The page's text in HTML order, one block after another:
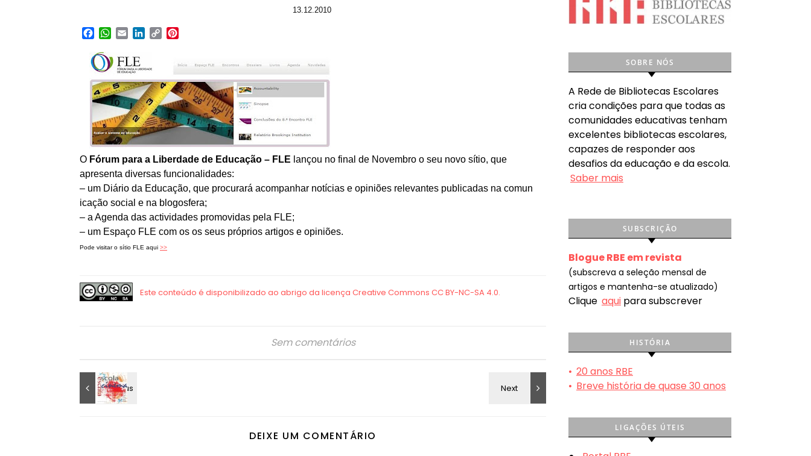
13.12.2010
Facebook
WhatsApp
EmailLinkedIn
Copy
O Fórum para a Liberdade de Educação – FLE lançou no final de Novembro o seu novo sítio, que
apresenta diversas funcionalidades:
– um Diário da Educação, que procurará acompanhar notícias e opiniões relevantes publicadas na comun
icação social e na blogosfera;
– a Agenda das actividades promovidas pela FLE;
– um Espaço FLE com os os seus próprios artigos e opiniões.
Pode visitar o sítio FLE aqui >>
Sem comentários
DEIXE UM COMENTÁRIO
SOBRE NÓS
A Rede de Bibliotecas Escolares
cria condições para que todas as
comunidades educativas tenham
excelentes bibliotecas escolares,
capazes de responder aos
desafios da educação e da escola.
Saber mais
SUBSCRIÇÃO
Blogue RBE em revista
(subscreva a seleção mensal de
artigos e mantenha-se atualizado)
Clique aqui para subscrever
HISTÓRIA
• 20 anos RBE
• Breve história de quase 30 anos
LIGAÇÕES ÚTEIS